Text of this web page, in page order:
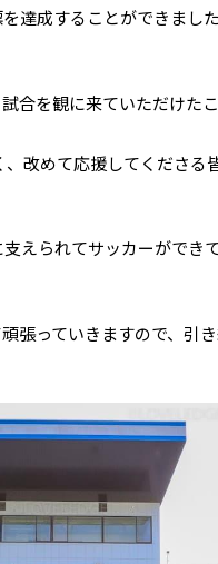
達成することができまし
合を観に来ていただけた
改めて応援してくださる
えられてサッカーができ
張っていきますので、引